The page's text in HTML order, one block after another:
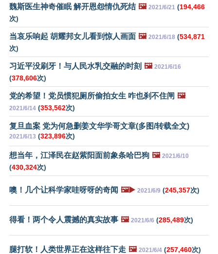
魏斯医生神奇催眠 解开恩怨情仇死结 🖼️ 2021/6/21 (194,466
次)
当哀乐响起 胡耀邦女儿看到惊人画面 🖼️ 2021/6/18 (534,871
次)
习近平没刷牙！与人民水乳交融的时刻 🖼️ 2021/6/16
(378,606次)
党的希望！党员惯犯厕所偷拍女生 咋也刹不住闸 🖼️
2021/6/14 (353,562次)
复旦血案 党为何急删姜文华学哥文章(多图/转载全文)
2021/6/13 (323,896次)
想当年，江泽民在赵紫阳面前象条哈巴狗 🖼️ 2021/6/10
(430,324次)
噢！几个让科学家哇呀呀的奇闻 🖼️▶️ 2021/6/9 (245,357次)
得看！两个令人震撼的真实故事 🖼️ 2021/6/6 (285,489次)
腿打软！人类世界正在这样往下走 🖼️ 2021/6/4 (257,460次)